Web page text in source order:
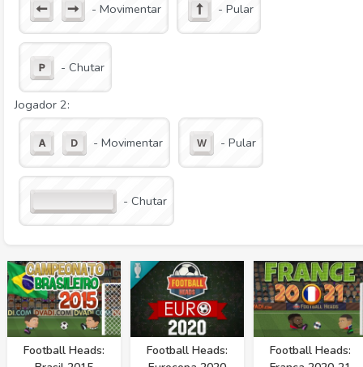
- Movimentar - Pular
- Chutar
Jogador 2:
- Movimentar - Pular
- Chutar
Football Heads:
Football Heads:
Football Heads: